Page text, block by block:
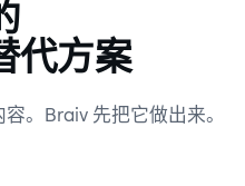
代方案
。Braiv 先把它做出来。